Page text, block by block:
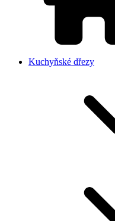
Kuchyňské dřezy